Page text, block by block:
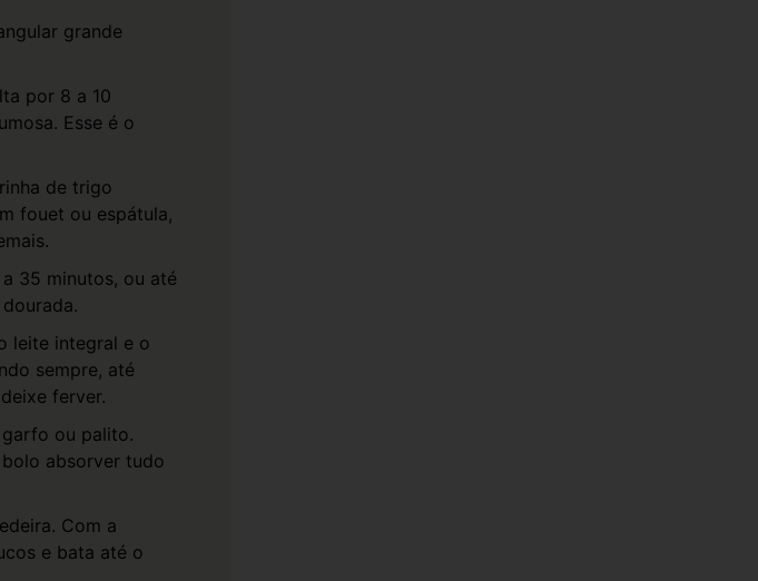
grande
por 8 a 10
Esse é o
de trigo
fouet ou espátula,
35 minutos, ou até
leite integral e o
sempre, até
ferver.
ou palito.
absorver tudo
Com a
e bata até o